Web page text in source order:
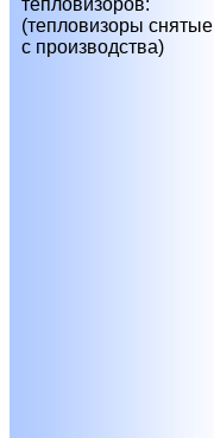
тепловизоров:
(тепловизоры снятые
с производства)